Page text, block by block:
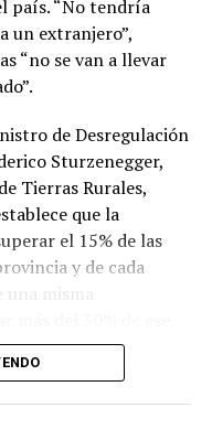
que los servicios
los denominados
bienes públicos o
en un sector
digital basada
país. “No tendría
un extranjero”,
“no se van a llevar
de Desregulación
Sturzenegger,
Tierras Rurales,
que la
el 15% de las
y de cada
misma